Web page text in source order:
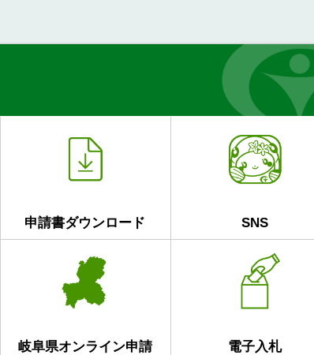
申請書ダウンロード SNS
岐阜県オンライン申請 電子入札